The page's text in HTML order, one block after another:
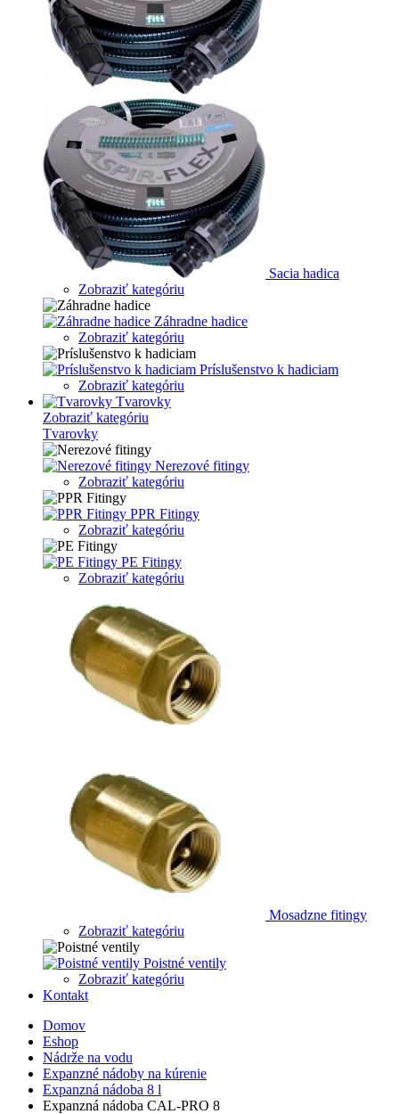
Sacia hadica
Zobraziť kategóriu
Záhradne hadice
Zobraziť kategóriu
Príslušenstvo k hadiciam
Zobraziť kategóriu
Tvarovky
Zobraziť kategóriu
Tvarovky
Nerezové fitingy
Zobraziť kategóriu
PPR Fitingy
Zobraziť kategóriu
PE Fitingy
Zobraziť kategóriu
Mosadzne fitingy
Zobraziť kategóriu
Poistné ventily
Zobraziť kategóriu
Kontakt
Domov
Eshop
Nádrže na vodu
Expanzné nádoby na kúrenie
Expanzná nádoba 8 l
Expanzná nádoba CAL-PRO 8